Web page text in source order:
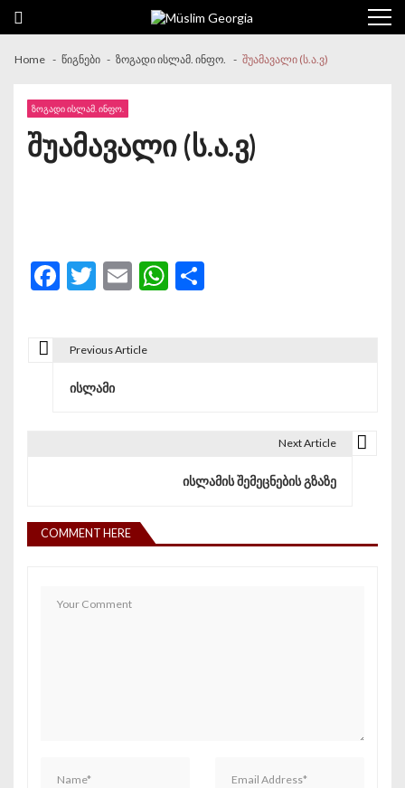
Home წიგნები ზოგადი ისლამ. ინფო. შუამავალი (ს.ა.ვ)
ᲖᲝᲒᲐᲓᲘ ᲘᲡᲚᲐᲛ. ᲘᲜᲤᲝ.
შუამავალი (ს.ა.ვ)
Facebook
Twitter
EmailWhatsApp
Previous Article
ისლამი
Next Article
ისლამის შემეცნების გზაზე
COMMENT HERE